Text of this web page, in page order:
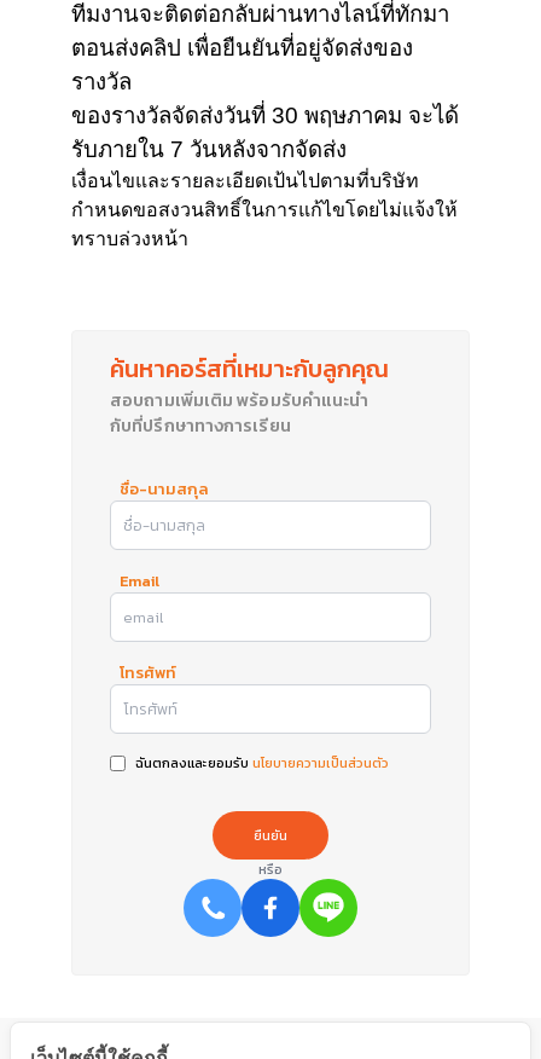
ทีมงานจะติดต่อกลับผ่านทางไลน์ที่ทักมา
ตอนส่งคลิป เพื่อยืนยันที่อยู่จัดส่งของ
รางวัล
ของรางวัลจัดส่งวันที่ 30 พฤษภาคม จะได้
รับภายใน 7 วันหลังจากจัดส่ง
เงื่อนไขและรายละเอียดเป้นไปตามที่บริษัท
กำหนดขอสงวนสิทธิ์ในการแก้ไขโดยไม่แจ้งให้
ทราบล่วงหน้า
ค้นหาคอร์สที่เหมาะกับลูกคุณ
สอบถามเพิ่มเติม พร้อมรับคำแนะนำ
กับที่ปรึกษาทางการเรียน
ชื่อ-นามสกุล
Email
โทรศัพท์
ฉันตกลงและยอมรับ นโยบายความเป็นส่วนตัว
ยืนยัน
หรือ